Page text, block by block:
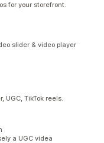
for your storefront.
slider & video player
UGC, TikTok reels.
a UGC videa